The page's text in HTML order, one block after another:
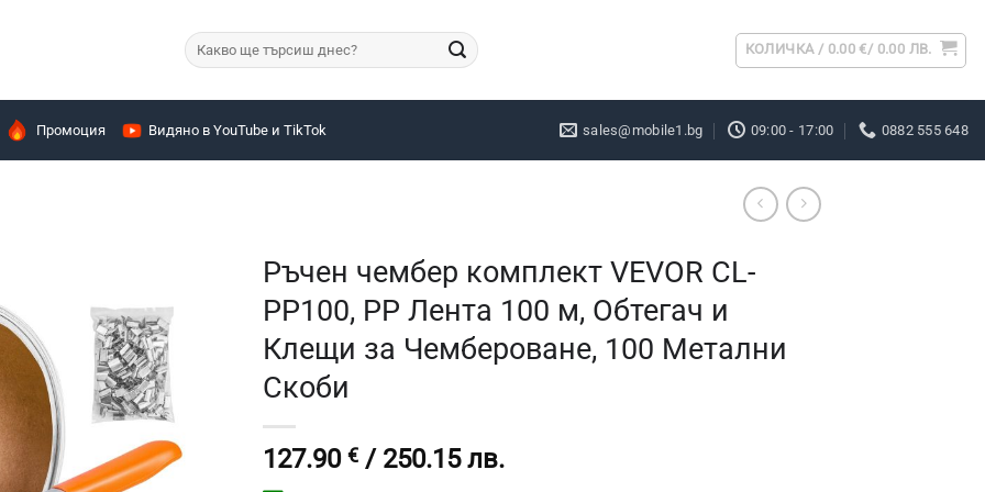
Търсене
за:
КОЛИЧКА / 0.00€/ 0.00 ЛВ.
Промоция Видяно в YouTube и TikTok sales@mobile1.bg 09:00 - 17:00 0882 555 648
Ръчен чембер комплект VEVOR CL-
PP100, PP Лента 100 м, Обтегач и
Клещи за Чембероване, 100 Метални
Скоби
127.90 € / 250.15 лв.